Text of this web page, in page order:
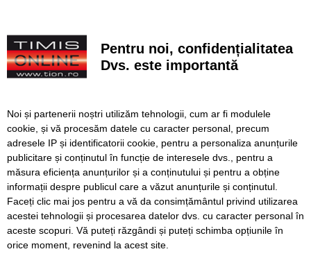
1 octombrie
FOTO. Copiii din zona Orșova se pot bucura de un loc de
joacă complet modernizat
tramvai. Lațcău: „Călătoria va deveni mult mai
confortabilă”
USR și PNL atacă la CCR noua lege a integrității. Susțin că
„amendamentul Fritz” este neconstituțional
SERVICII Redactia
Folosinta Cookie-urilor
Pentru noi, confidențialitatea
Dvs. este importantă
Noi și partenerii noștri utilizăm tehnologii, cum ar fi modulele
cookie, și vă procesăm datele cu caracter personal, precum
adresele IP și identificatorii cookie, pentru a personaliza anunțurile
publicitare și conținutul în funcție de interesele dvs., pentru a
măsura eficiența anunțurilor și a conținutului și pentru a obține
informații despre publicul care a văzut anunțurile și conținutul.
Faceți clic mai jos pentru a vă da consimțământul privind utilizarea
acestei tehnologii și procesarea datelor dvs. cu caracter personal în
aceste scopuri. Vă puteți răzgândi și puteți schimba opțiunile în
orice moment, revenind la acest site.